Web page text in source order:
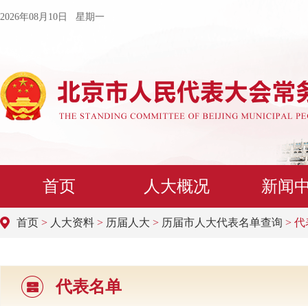
2026年08月10日 星期一
首页 人大概况 新闻
首页 > 人大资料 > 历届人大 > 历届市人大代表名单查询 > 代
代表名单